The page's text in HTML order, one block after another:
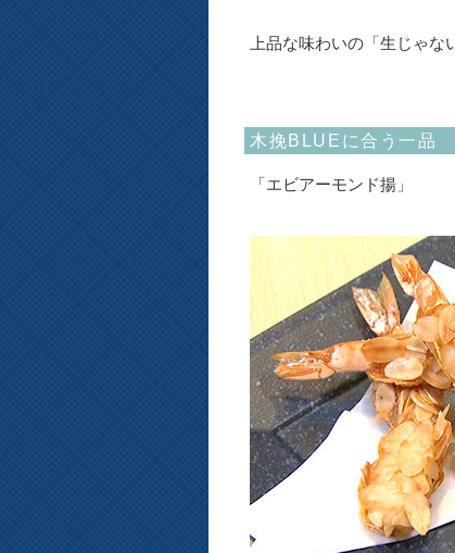
上品な味わいの「生じゃ
木挽BLUEに合う一品
「エビアーモンド揚」